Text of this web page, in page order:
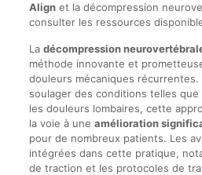
Alignet la décompression
consulter les ressources
La décompression
méthode innovante et
douleurs mécaniques récurrentes.
soulager des conditions telles
les douleurs lombaires, cette
la voie à une amélioration
pour de nombreux patients. Les
intégrées dans cette pratique,
de traction et les protocoles de